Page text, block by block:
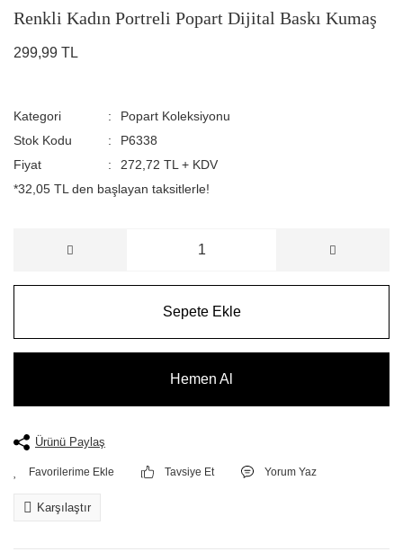
Renkli Kadın Portreli Popart Dijital Baskı Kumaş
299,99 TL
Kategori
Popart Koleksiyonu
Stok Kodu
P6338
Fiyat
272,72 TL + KDV
*32,05 TL den başlayan taksitlerle!
Sepete Ekle
Hemen Al
Ürünü Paylaş
Tavsiye Et Yorum Yaz
Karşılaştır